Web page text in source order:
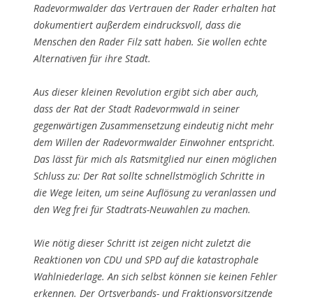
Radevormwalder das Vertrauen der Rader erhalten hat
dokumentiert außerdem eindrucksvoll, dass die
Menschen den Rader Filz satt haben. Sie wollen echte
Alternativen für ihre Stadt.
Aus dieser kleinen Revolution ergibt sich aber auch,
dass der Rat der Stadt Radevormwald in seiner
gegenwärtigen Zusammensetzung eindeutig nicht mehr
dem Willen der Radevormwalder Einwohner entspricht.
Das lässt für mich als Ratsmitglied nur einen möglichen
Schluss zu: Der Rat sollte schnellstmöglich Schritte in
die Wege leiten, um seine Auflösung zu veranlassen und
den Weg frei für Stadtrats-Neuwahlen zu machen.
Wie nötig dieser Schritt ist zeigen nicht zuletzt die
Reaktionen von CDU und SPD auf die katastrophale
Wahlniederlage. An sich selbst können sie keinen Fehler
erkennen. Der Ortsverbands- und Fraktionsvorsitzende